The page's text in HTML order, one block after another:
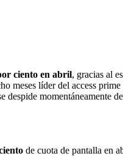
ciento en abril, gracias al
meses líder del access
despide
de cuota de pantalla en